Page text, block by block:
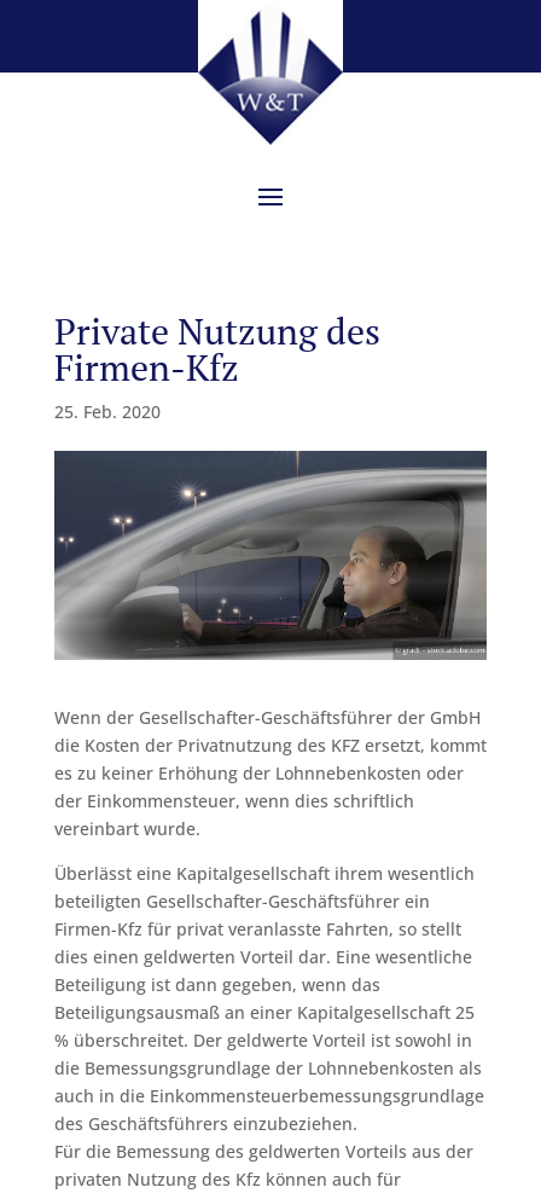
Private Nutzung des
Firmen-Kfz
25. Feb. 2020
Wenn der Gesellschafter-Geschäftsführer der GmbH
die Kosten der Privatnutzung des KFZ ersetzt, kommt
es zu keiner Erhöhung der Lohnnebenkosten oder
der Einkommensteuer, wenn dies schriftlich
vereinbart wurde.
Überlässt eine Kapitalgesellschaft ihrem wesentlich
beteiligten Gesellschafter-Geschäftsführer ein
Firmen-Kfz für privat veranlasste Fahrten, so stellt
dies einen geldwerten Vorteil dar. Eine wesentliche
Beteiligung ist dann gegeben, wenn das
Beteiligungsausmaß an einer Kapitalgesellschaft 25
% überschreitet. Der geldwerte Vorteil ist sowohl in
die Bemessungsgrundlage der Lohnnebenkosten als
auch in die Einkommensteuerbemessungsgrundlage
des Geschäftsführers einzubeziehen.
Für die Bemessung des geldwerten Vorteils aus der
privaten Nutzung des Kfz können auch für